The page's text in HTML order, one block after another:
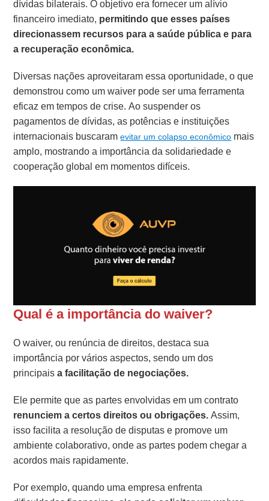
dívidas bilaterais. O objetivo era fornecer um alívio
financeiro imediato, permitindo que esses países
direcionassem recursos para a saúde pública e para
a recuperação econômica.
Diversas nações aproveitaram essa oportunidade, o que
demonstrou como um waiver pode ser uma ferramenta
eficaz em tempos de crise. Ao suspender os
pagamentos de dívidas, as potências e instituições
internacionais buscaramevitar um colapso econômico mais
amplo, mostrando a importância da solidariedade e
cooperação global em momentos difíceis.
Qual é a importância do waiver?
O waiver, ou renúncia de direitos, destaca sua
importância por vários aspectos, sendo um dos
principaisa facilitação de negociações.
Ele permite que as partes envolvidas em um contrato
renunciem a certos direitos ou obrigações.Assim,
isso facilita a resolução de disputas e promove um
ambiente colaborativo, onde as partes podem chegar a
acordos mais rapidamente.
Por exemplo, quando uma empresa enfrenta